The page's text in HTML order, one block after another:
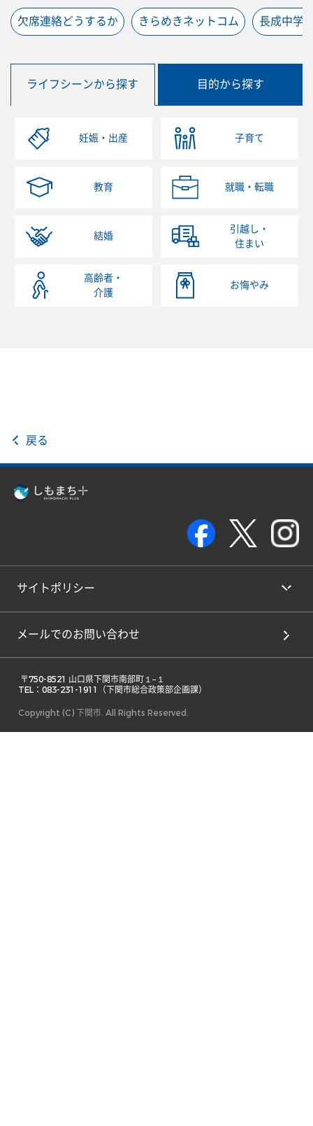
欠席連絡どうするか きらめきネットコム 長成中学
ライフシーンから探す 目的から探す
妊娠・出産 子育て
教育 就職・転職
結婚
引越し・
住まい
高齢者・
介護
お悔やみ
戻る
サイトポリシー
メールでのお問い合わせ
TEL：083-231-1911（下関市総合政策部企画課）
Copyright (C) 下関市. All Rights Reserved.